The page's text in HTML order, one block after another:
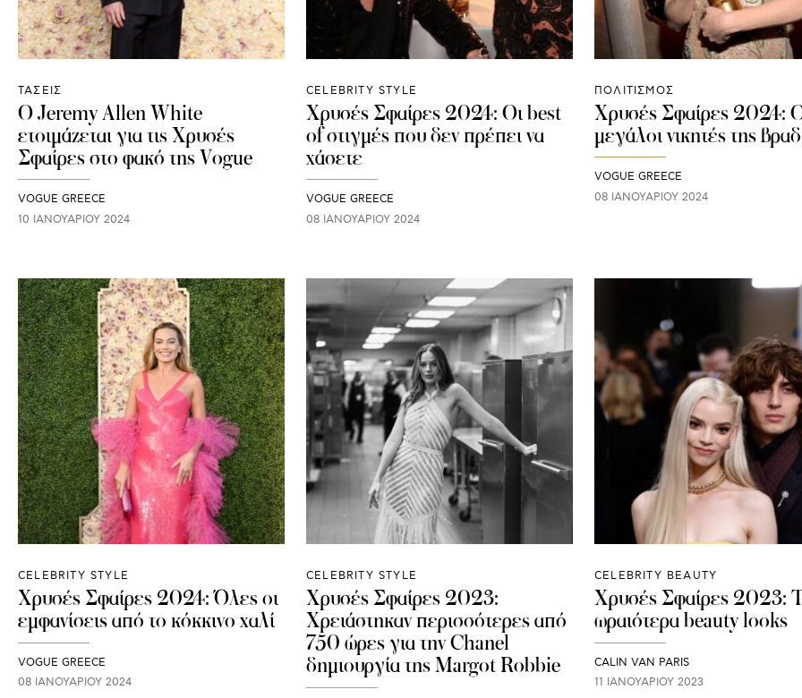
ΤΑΣΕΙΣ
Ο Jeremy Allen White
ετοιμάζεται για τις Χρυσές
Σφαίρες στο φακό της Vogue
VOGUE GREECE
10 ΙΑΝΟΥΑΡΊΟΥ 2024
CELEBRITY STYLE
Χρυσές Σφαίρες 2024: Οι best
of στιγμές που δεν πρέπει να
χάσετε
VOGUE GREECE
08 ΙΑΝΟΥΑΡΊΟΥ 2024
ΠΟΛΙΤΙΣΜΟΣ
Χρυσές Σφαίρες 2024:
μεγάλοι νικητές της
VOGUE GREECE
08 ΙΑΝΟΥΑΡΊΟΥ 2024
CELEBRITY STYLE
Χρυσές Σφαίρες 2024: Όλες οι
εμφανίσεις από το κόκκινο χαλί
VOGUE GREECE
08 ΙΑΝΟΥΑΡΊΟΥ 2024
CELEBRITY STYLE
Χρυσές Σφαίρες 2023:
Χρειάστηκαν περισσότερες από
750 ώρες για την Chanel
δημιουργία της Margot Robbie
CELEBRITY BEAUTY
Χρυσές Σφαίρες 2023:
ωραιότερα beauty looks
CALIN VAN PARIS
11 ΙΑΝΟΥΑΡΊΟΥ 2023